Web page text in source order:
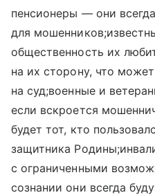
пенсионеры — они
для
общественность их
на их сторону, что
на суд;военные и
если вскроется
будет тот, кто
защитника
с ограниченными
сознании они всегда